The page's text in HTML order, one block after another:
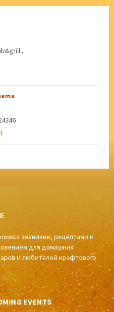
знаниями, рецептами и
для домашних
и любителей крафтового
EVENTS